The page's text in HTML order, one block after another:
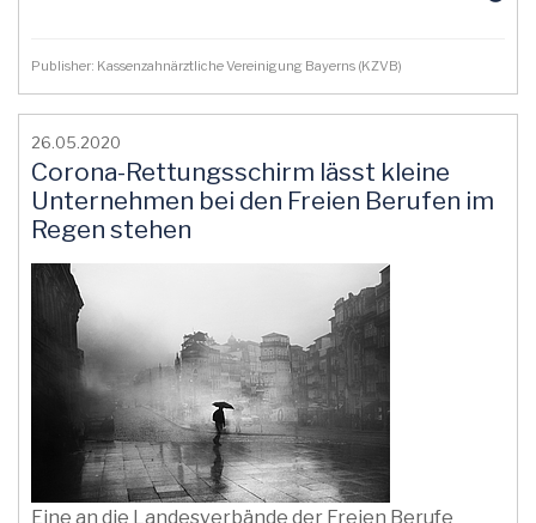
Publisher: Kassenzahnärztliche Vereinigung Bayerns (KZVB)
26.05.2020
Corona-Rettungsschirm lässt kleine
Unternehmen bei den Freien Berufen im
Regen stehen
Eine an die Landesverbände der Freien Berufe